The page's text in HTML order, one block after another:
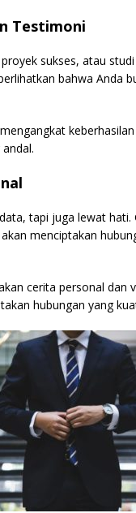
Testimoni
sukses, atau
bahwa Anda
tapi juga lewat
menciptakan
cerita personal dan
hubungan yang